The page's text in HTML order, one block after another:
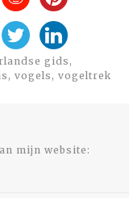
gids ,
, vogels , vogeltrek
post:
mijn website: